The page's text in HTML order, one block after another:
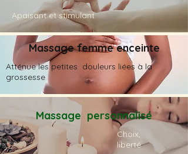
Apaisant et stimulant
Massage femme enceinte
Atténue les petites douleurs liées à la
grossesse
Massage personnalisé
Choix,
liberté